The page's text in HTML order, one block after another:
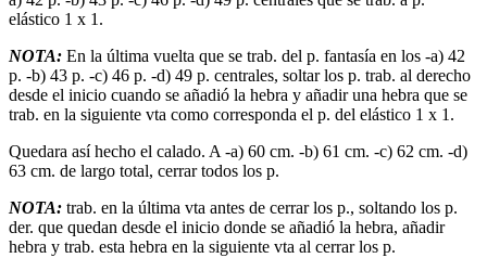
elástico 1 x 1.
NOTA: En la última vuelta que se trab. del p. fantasía en los -a) 42
p. -b) 43 p. -c) 46 p. -d) 49 p. centrales, soltar los p. trab. al derecho
desde el inicio cuando se añadió la hebra y añadir una hebra que se
trab. en la siguiente vta como corresponda el p. del elástico 1 x 1.
Quedara así hecho el calado. A -a) 60 cm. -b) 61 cm. -c) 62 cm. -d)
63 cm. de largo total, cerrar todos los p.
NOTA: trab. en la última vta antes de cerrar los p., soltando los p.
der. que quedan desde el inicio donde se añadió la hebra, añadir
hebra y trab. esta hebra en la siguiente vta al cerrar los p.